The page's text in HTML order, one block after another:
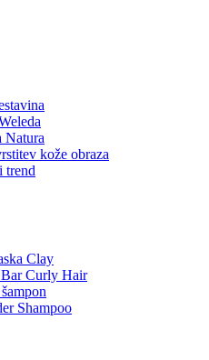
Natura
kože obraza
trend
Clay
Curly Hair
Shampoo